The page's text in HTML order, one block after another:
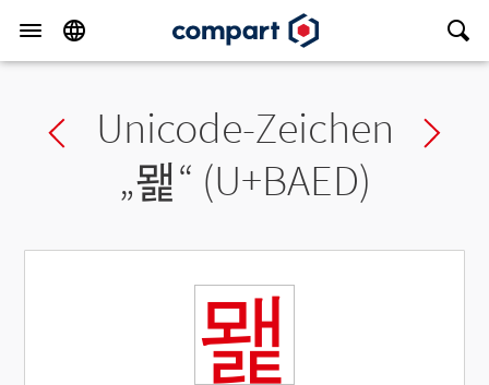
Previous char
Unicode-Zeichen
„뫭“ (U+BAED)
뫭